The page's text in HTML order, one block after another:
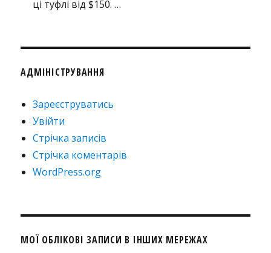
ці туфлі від $150. …
АДМІНІСТРУВАННЯ
Зареєструватись
Увійти
Стрічка записів
Стрічка коментарів
WordPress.org
МОЇ ОБЛІКОВІ ЗАПИСИ В ІНШИХ МЕРЕЖАХ